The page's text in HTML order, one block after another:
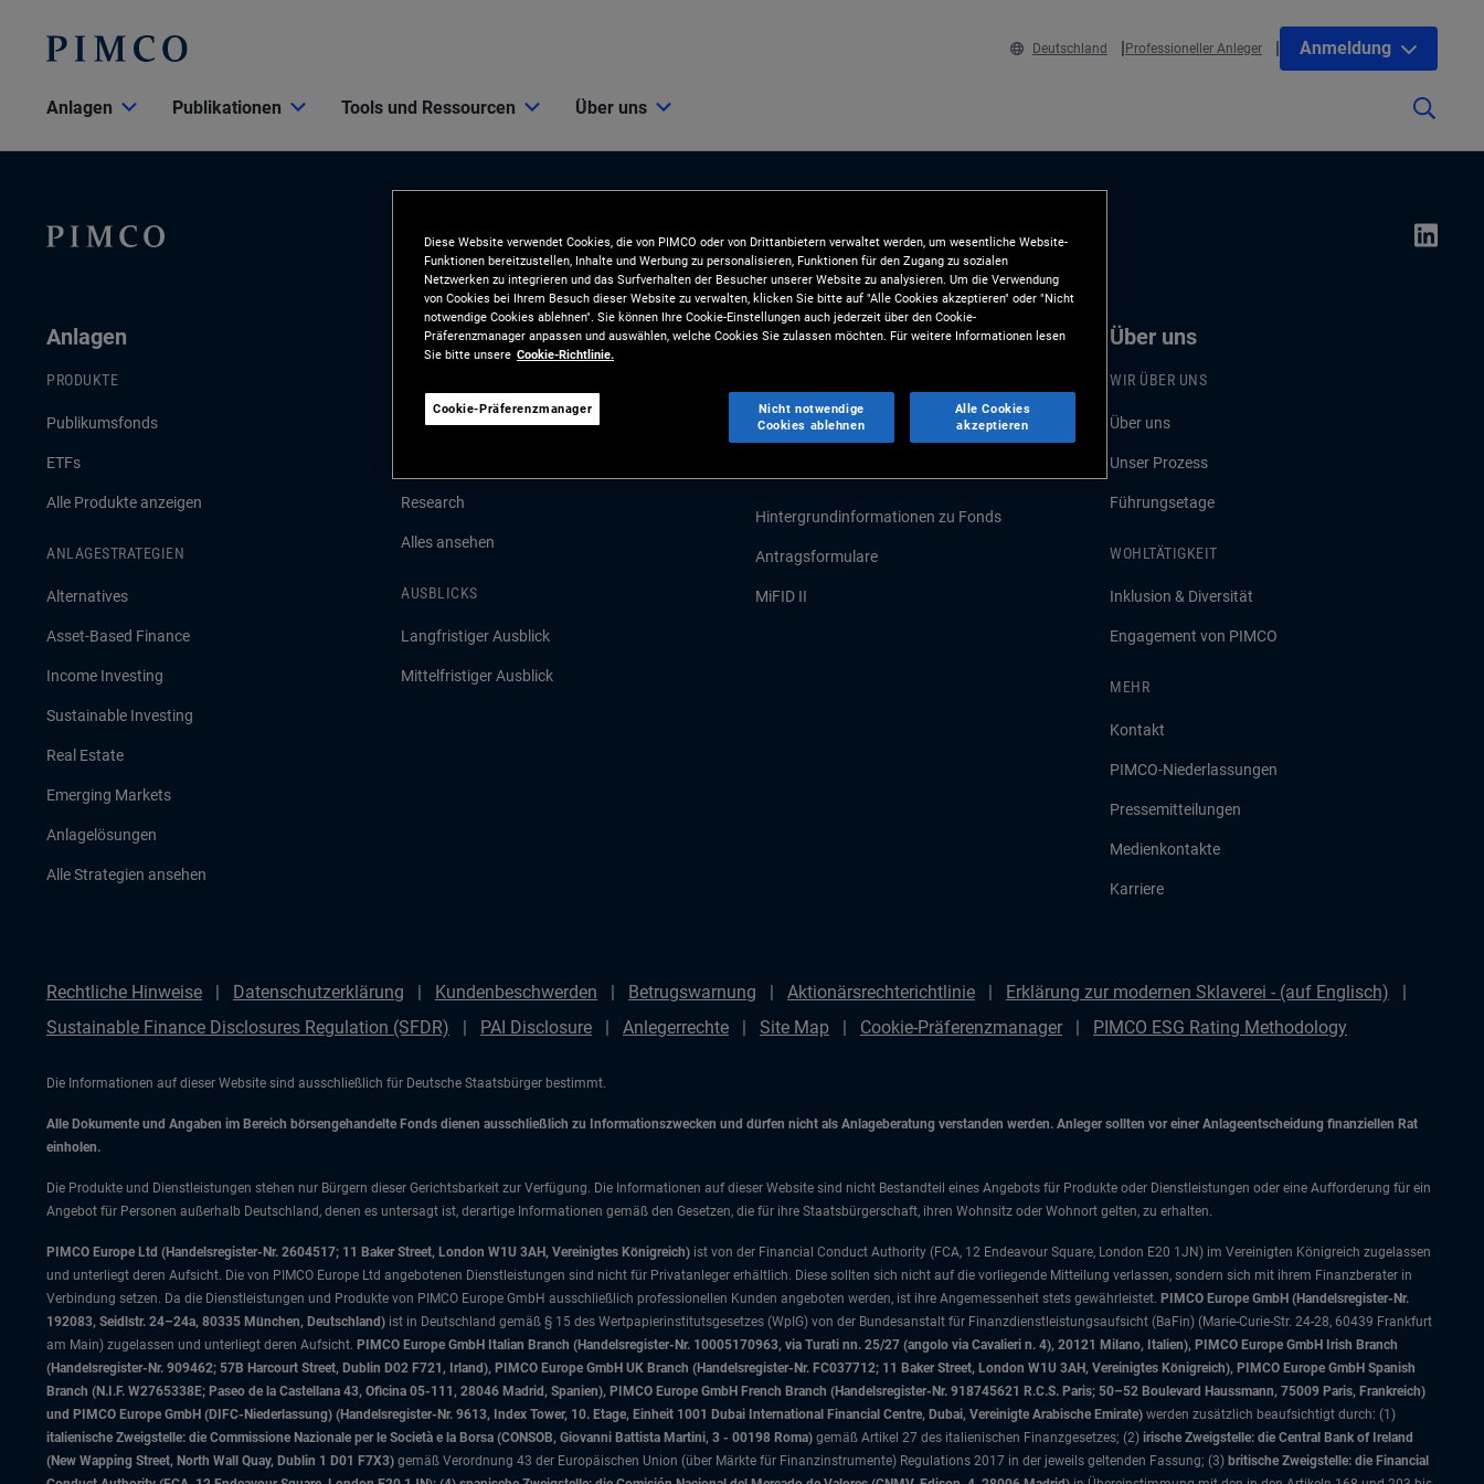
Deutschland Professioneller Anleger Anmeldung
Anlagen Publikationen Tools und Ressourcen Über uns
Anlagen
PRODUKTE
Publikumsfonds
ETFs
Alle Produkte anzeigen
ANLAGESTRATEGIEN
Alternatives
Asset-Based Finance
Income Investing
Sustainable Investing
Real Estate
Emerging Markets
Anlagelösungen
Alle Strategien ansehen
Publikationen
Konjunktur- und Marktkommentare
Research
Alles ansehen
AUSBLICKS
Langfristiger Ausblick
Mittelfristiger Ausblick
Tools und Ressourcen
Analyse und Kundenlösungen
Hintergrundinformationen zu Fonds
Antragsformulare
MiFID II
Über uns
WIR ÜBER UNS
Über uns
Unser Prozess
Führungsetage
WOHLTÄTIGKEIT
Inklusion & Diversität
Engagement von PIMCO
MEHR
Kontakt
PIMCO-Niederlassungen
Pressemitteilungen
Medienkontakte
Karriere
Rechtliche Hinweise Datenschutzerklärung Kundenbeschwerden Betrugswarnung Aktionärsrechterichtlinie
Erklärung zur modernen Sklaverei - (auf Englisch)
Sustainable Finance Disclosures Regulation (SFDR)
PAI Disclosure Anlegerrechte Site Map Cookie-Präferenzmanager PIMCO ESG Rating Methodology
Die Informationen auf dieser Website sind ausschließlich für Deutsche Staatsbürger bestimmt.
Alle Dokumente und Angaben im Bereich börsengehandelte Fonds dienen ausschließlich zu Informationszwecken und dürfen nicht als Anlageberatung verstanden werden. Anleger sollten vor einer Anlageentscheidung finanziellen Rat
einholen.
Die Produkte und Dienstleistungen stehen nur Bürgern dieser Gerichtsbarkeit zur Verfügung. Die Informationen auf dieser Website sind nicht Bestandteil eines Angebots für Produkte oder Dienstleistungen oder eine Aufforderung für ein
Angebot für Personen außerhalb Deutschland, denen es untersagt ist, derartige Informationen gemäß den Gesetzen, die für ihre Staatsbürgerschaft, ihren Wohnsitz oder Wohnort gelten, zu erhalten.
PIMCO Europe Ltd (Handelsregister-Nr. 2604517; 11 Baker Street, London W1U 3AH, Vereinigtes Königreich) ist von der Financial Conduct Authority (FCA, 12 Endeavour Square, London E20 1JN) im Vereinigten Königreich zugelassen
und unterliegt deren Aufsicht. Die von PIMCO Europe Ltd angebotenen Dienstleistungen sind nicht für Privatanleger erhältlich. Diese sollten sich nicht auf die vorliegende Mitteilung verlassen, sondern sich mit ihrem Finanzberater in
Verbindung setzen. Da die Dienstleistungen und Produkte von PIMCO Europe GmbH ausschließlich professionellen Kunden angeboten werden, ist ihre Angemessenheit stets gewährleistet. PIMCO Europe GmbH (Handelsregister-Nr.
192083, Seidlstr. 24–24a, 80335 München, Deutschland) ist in Deutschland gemäß § 15 des Wertpapierinstitutsgesetzes (WpIG) von der Bundesanstalt für Finanzdienstleistungsaufsicht (BaFin) (Marie-Curie-Str. 24-28, 60439 Frankfurt
am Main) zugelassen und unterliegt deren Aufsicht. PIMCO Europe GmbH Italian Branch (Handelsregister-Nr. 10005170963, via Turati nn. 25/27 (angolo via Cavalieri n. 4), 20121 Milano, Italien), PIMCO Europe GmbH Irish Branch
(Handelsregister-Nr. 909462; 57B Harcourt Street, Dublin D02 F721, Irland), PIMCO Europe GmbH UK Branch (Handelsregister-Nr. FC037712; 11 Baker Street, London W1U 3AH, Vereinigtes Königreich), PIMCO Europe GmbH Spanish
Branch (N.I.F. W2765338E; Paseo de la Castellana 43, Oficina 05-111, 28046 Madrid, Spanien), PIMCO Europe GmbH French Branch (Handelsregister-Nr. 918745621 R.C.S. Paris; 50–52 Boulevard Haussmann, 75009 Paris, Frankreich)
und PIMCO Europe GmbH (DIFC-Niederlassung) (Handelsregister-Nr. 9613, Index Tower, 10. Etage, Einheit 1001 Dubai International Financial Centre, Dubai, Vereinigte Arabische Emirate) werden zusätzlich beaufsichtigt durch: (1)
italienische Zweigstelle: die Commissione Nazionale per le Società e la Borsa (CONSOB, Giovanni Battista Martini, 3 - 00198 Roma) gemäß Artikel 27 des italienischen Finanzgesetzes; (2) irische Zweigstelle: die Central Bank of Ireland
(New Wapping Street, North Wall Quay, Dublin 1 D01 F7X3) gemäß Verordnung 43 der Europäischen Union (über Märkte für Finanzinstrumente) Regulations 2017 in der jeweils geltenden Fassung; (3) britische Zweigstelle: die Financial
Diese Website verwendet Cookies, die von PIMCO oder von Drittanbietern verwaltet werden, um wesentliche Website-
Funktionen bereitzustellen, Inhalte und Werbung zu personalisieren, Funktionen für den Zugang zu sozialen
Netzwerken zu integrieren und das Surfverhalten der Besucher unserer Website zu analysieren. Um die Verwendung
von Cookies bei Ihrem Besuch dieser Website zu verwalten, klicken Sie bitte auf "Alle Cookies akzeptieren" oder "Nicht
notwendige Cookies ablehnen". Sie können Ihre Cookie-Einstellungen auch jederzeit über den Cookie-
Präferenzmanager anpassen und auswählen, welche Cookies Sie zulassen möchten. Für weitere Informationen lesen
Sie bitte unsere Cookie-Richtlinie.
Cookie-Präferenzmanager
Nicht notwendige
Cookies ablehnen
Alle Cookies
akzeptieren